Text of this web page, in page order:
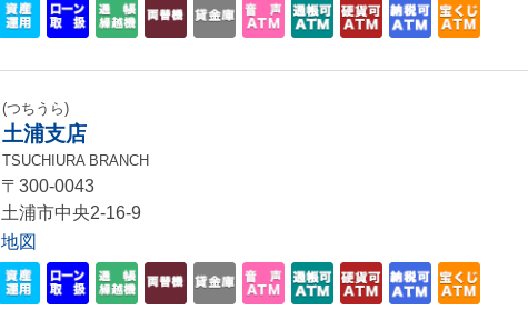
(つちうら)
土浦支店
TSUCHIURA BRANCH
〒300-0043
土浦市中央2-16-9
地図